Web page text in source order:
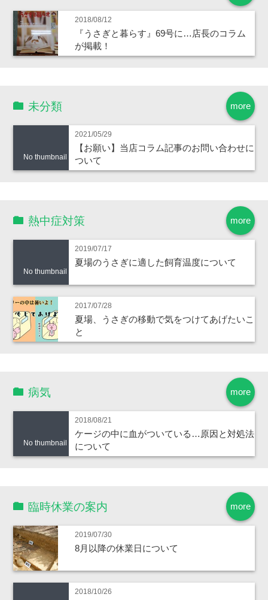
2018/08/12
『うさぎと暮らす』69号に…店長のコラム
が掲載！
more
未分類
No thumbnail
2021/05/29
【お願い】当店コラム記事のお問い合わせに
ついて
more
熱中症対策
No thumbnail
2019/07/17
夏場のうさぎに適した飼育温度について
2017/07/28
夏場、うさぎの移動で気をつけてあげたいこ
と
more
病気
No thumbnail
2018/08/21
ケージの中に血がついている…原因と対処法
について
more
臨時休業の案内
2019/07/30
8月以降の休業日について
2018/10/26